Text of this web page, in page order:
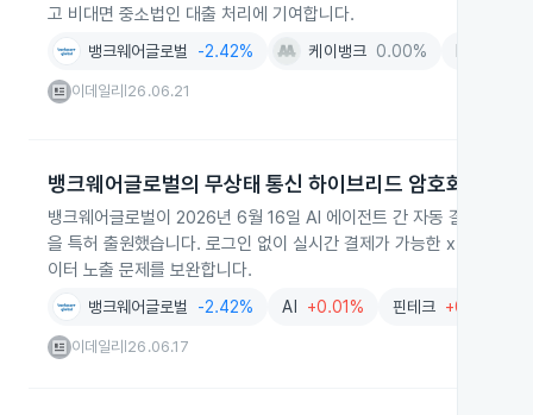
고 비대면 중소법인 대출 처리에 기여합니다.
뱅크웨어글로벌 -2.42% 케이뱅크 0.00%
이데일리 26.06.21
뱅크웨어글로벌의 무상태 통신 하이브리드 암호화 특허
뱅크웨어글로벌이 2026년 6월 16일 AI 에이전트 간 자동 결제 환경
을 특허 출원했습니다. 로그인 없이 실시간 결제가 가능한 x402 프
이터 노출 문제를 보완합니다.
뱅크웨어글로벌 -2.42% AI +0.01% 핀테크 +0.45%
이데일리 26.06.17